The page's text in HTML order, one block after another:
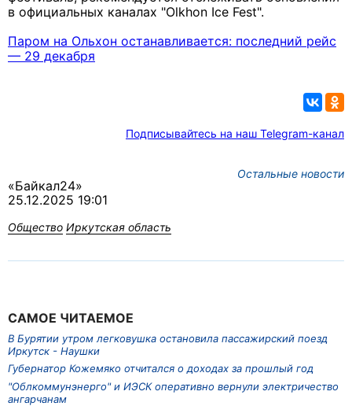
в официальных каналах "Olkhon Ice Fest".
Паром на Ольхон останавливается: последний рейс
— 29 декабря
Подписывайтесь на наш Telegram-канал
Остальные новости
«Байкал24»
25.12.2025 19:01
Общество Иркутская область
САМОЕ ЧИТАЕМОЕ
В Бурятии утром легковушка остановила пассажирский поезд
Иркутск - Наушки
Губернатор Кожемяко отчитался о доходах за прошлый год
"Облкоммунэнерго" и ИЭСК оперативно вернули электричество
ангарчанам